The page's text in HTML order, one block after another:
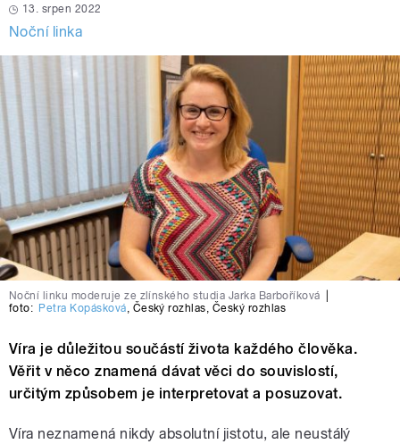
13. srpen 2022
Noční linka
Noční linku moderuje ze zlínského studia Jarka Barboříková
foto: Petra Kopásková, Český rozhlas, Český rozhlas
Víra je důležitou součástí života každého člověka.
Věřit v něco znamená dávat věci do souvislostí,
určitým způsobem je interpretovat a posuzovat.
Víra neznamená nikdy absolutní jistotu, ale neustálý